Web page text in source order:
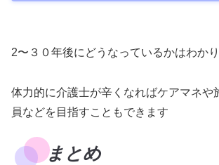
2〜３０年後にどうなっているかはわか
体力的に介護士が辛くなればケアマネや
員などを目指すこともできます
まとめ